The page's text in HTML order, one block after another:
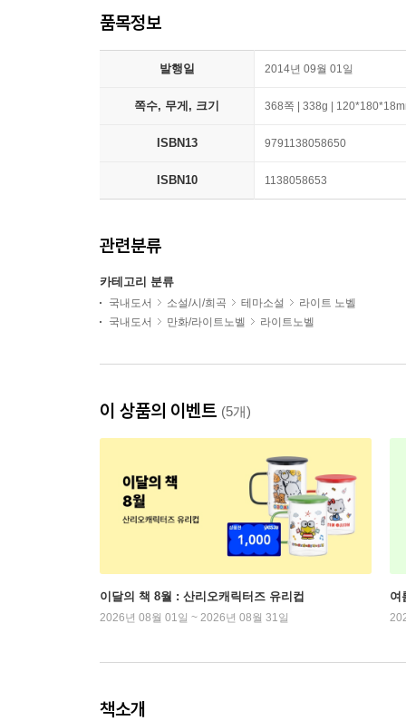
품목정보
발행일 2014년 09월 01일
쪽수, 무게, 크기 368쪽 | 338g |
ISBN13 9791138058650
ISBN10 1138058653
관련분류
카테고리 분류
국내도서 소설/시/희곡 테마소설
라이트 노벨
국내도서
만화/라이트노벨 라이트노벨
이 상품의 이벤트 (5개)
이달의 책 8월 : 산리오캐릭터즈 유리컵
2026년 08월 01일 ~ 2026년 08월 31일
여
책소개